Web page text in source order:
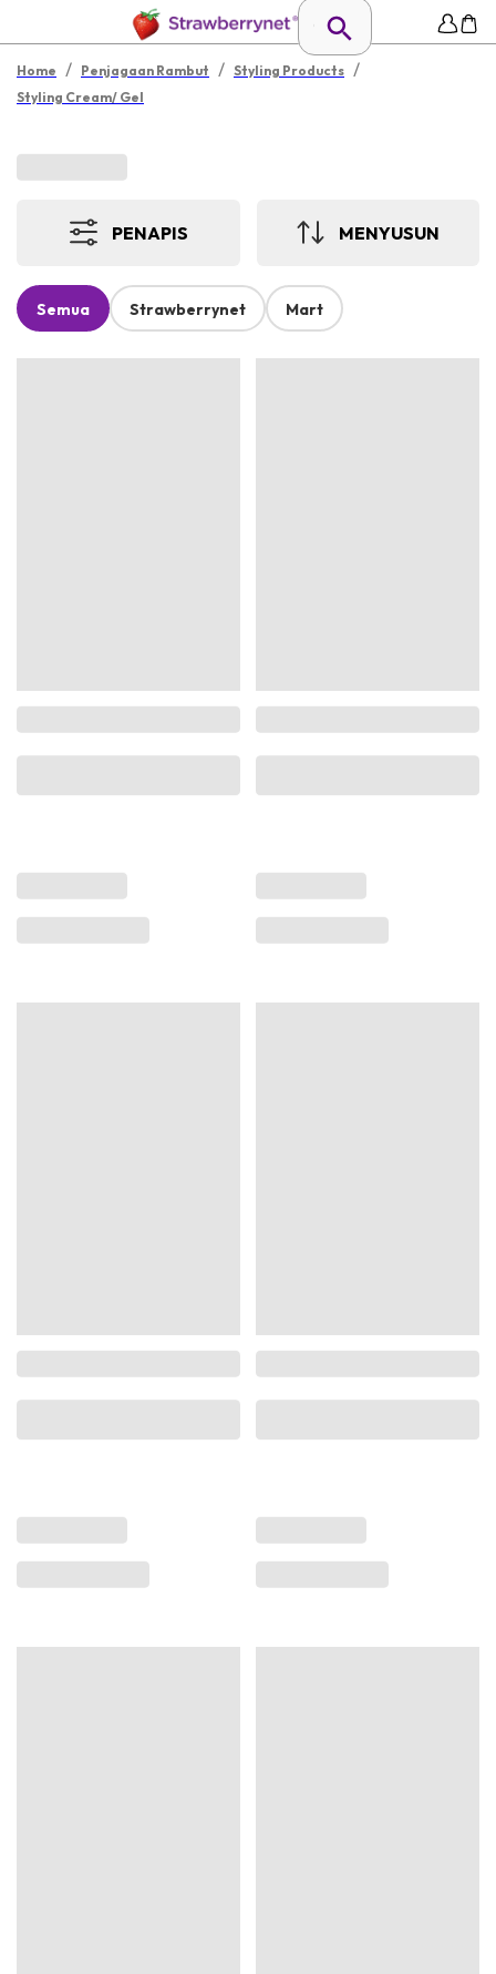
Home / Penjagaan Rambut / Styling Products /
Styling Cream/ Gel
PENAPIS MENYUSUN
Semua Strawberrynet Mart